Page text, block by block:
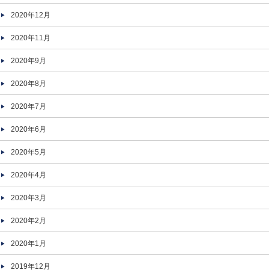
2020年12月
2020年11月
2020年9月
2020年8月
2020年7月
2020年6月
2020年5月
2020年4月
2020年3月
2020年2月
2020年1月
2019年12月